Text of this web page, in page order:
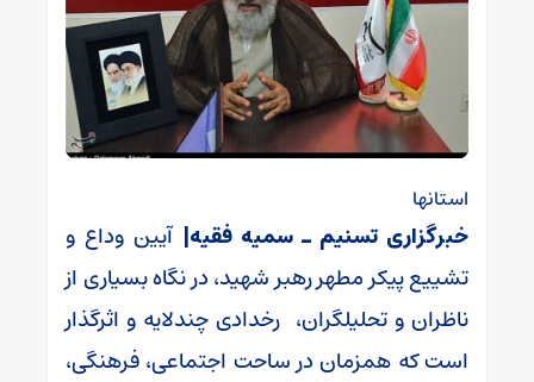
استانها
خبرگزاری تسنیم ـ سمیه فقیه| آیین وداع و
تشییع پیکر مطهر رهبر شهید، در نگاه بسیاری از
ناظران و تحلیلگران، رخدادی چندلایه و اثرگذار
است که همزمان در ساحت اجتماعی، فرهنگی،